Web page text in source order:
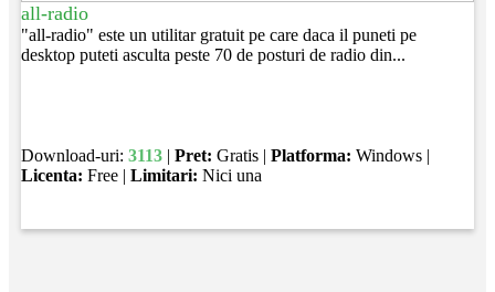
all-radio
"all-radio" este un utilitar gratuit pe care daca il puneti pe
desktop puteti asculta peste 70 de posturi de radio din...
Download-uri: 3113| Pret: Gratis | Platforma: Windows |
Licenta: Free | Limitari: Nici una